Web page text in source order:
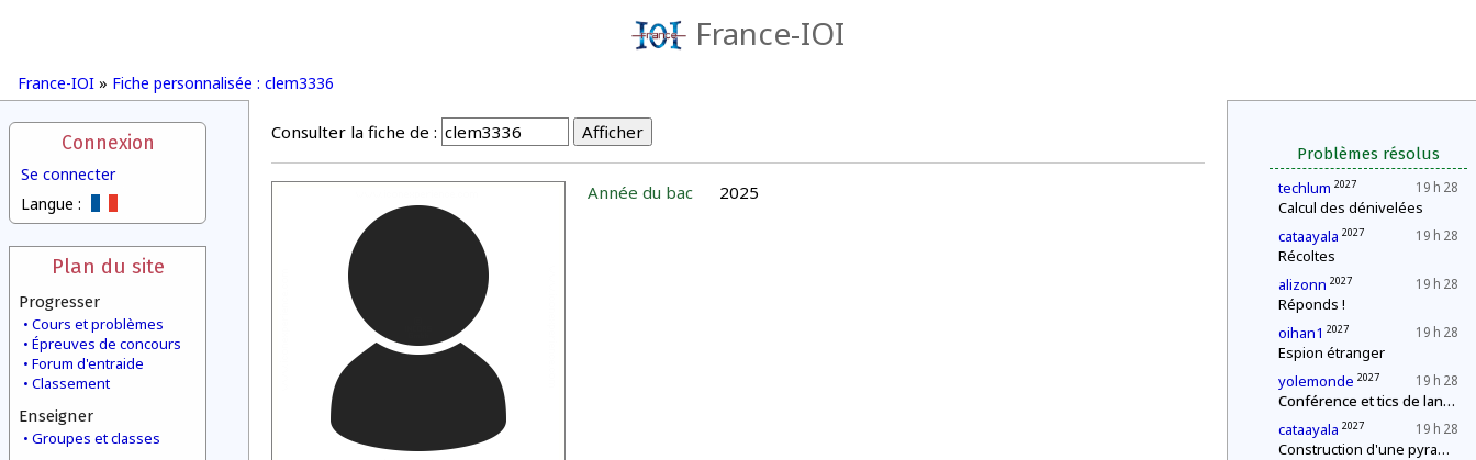
France-IOI
France-IOI » Fiche personnalisée : clem3336
Connexion
Se connecter
Langue :
Plan du site
Progresser
Cours et problèmes
Épreuves de concours
Forum d'entraide
Classement
Enseigner
Groupes et classes
Problèmes résolus
19 h 28
techlum 2027
Calcul des dénivelées
19 h 28
cataayala 2027
Récoltes
19 h 28
alizonn 2027
Réponds !
19 h 28
oihan1 2027
Espion étranger
19 h 28
yolemonde 2027
Conférence et tics de langage
19 h 28
cataayala 2027
Construction d'une pyramide
Consulter la fiche de :
Année du bac 2025